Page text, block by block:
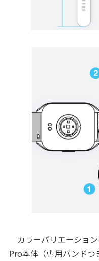
カラーバリエーショ
Pro本体（専用バンドつ